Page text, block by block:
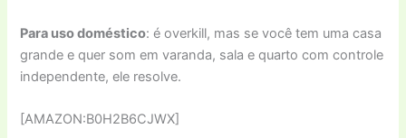
Para uso doméstico: é overkill, mas se você tem uma casa
grande e quer som em varanda, sala e quarto com controle
independente, ele resolve.
[AMAZON:B0H2B6CJWX]